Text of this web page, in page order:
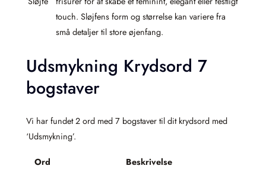
touch. Sløjfens form og størrelse kan variere fra
små detaljer til store øjenfang.
Udsmykning Krydsord 7
bogstaver
Vi har fundet 2 ord med 7 bogstaver til dit krydsord med
‘Udsmykning’.
Ord Beskrivelse